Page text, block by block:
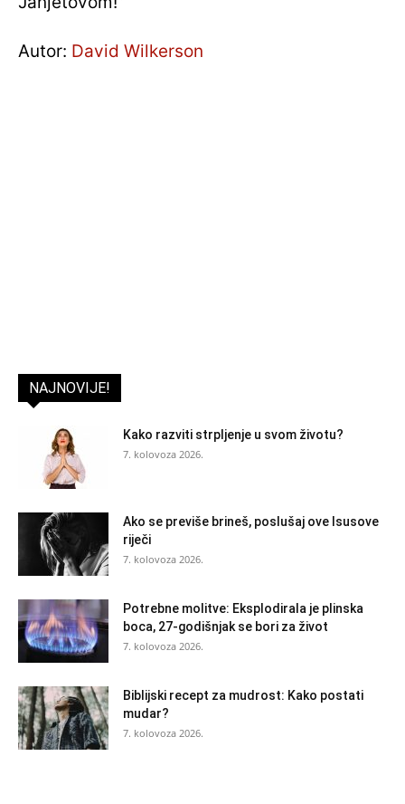
Autor: David Wilkerson
NAJNOVIJE!
Kako razviti strpljenje u svom životu?
7. kolovoza 2026.
Ako se previše brineš, poslušaj ove Isusove
riječi
7. kolovoza 2026.
Potrebne molitve: Eksplodirala je plinska
boca, 27-godišnjak se bori za život
7. kolovoza 2026.
Biblijski recept za mudrost: Kako postati
mudar?
7. kolovoza 2026.